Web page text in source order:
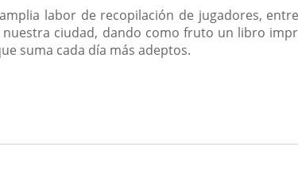
labor de recopilación de jugadores,
ciudad, dando como fruto un libro
suma cada día más adeptos.